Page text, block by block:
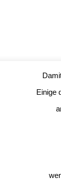
Einige